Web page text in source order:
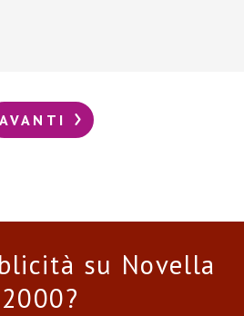
AVANTI
su Novella
2000?